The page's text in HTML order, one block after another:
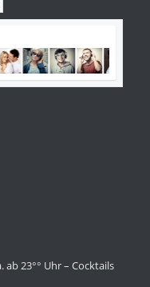
ab 23°° Uhr – Cocktails